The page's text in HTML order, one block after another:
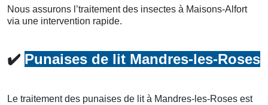
Nous assurons l’traitement des insectes à Maisons-Alfort
via une intervention rapide.
✔️ Punaises de lit Mandres-les-Roses
Le traitement des punaises de lit à Mandres-les-Roses est